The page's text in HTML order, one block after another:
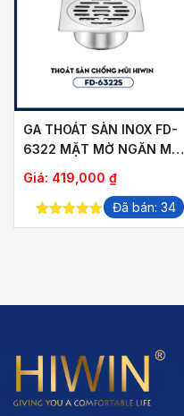
GA THOÁT SÀN INOX FD-
6322 MẶT MỜ NGĂN MÙI
THOÁT NHANH
Giá: 419,000 ₫
5.00out of
Đã bán: 34